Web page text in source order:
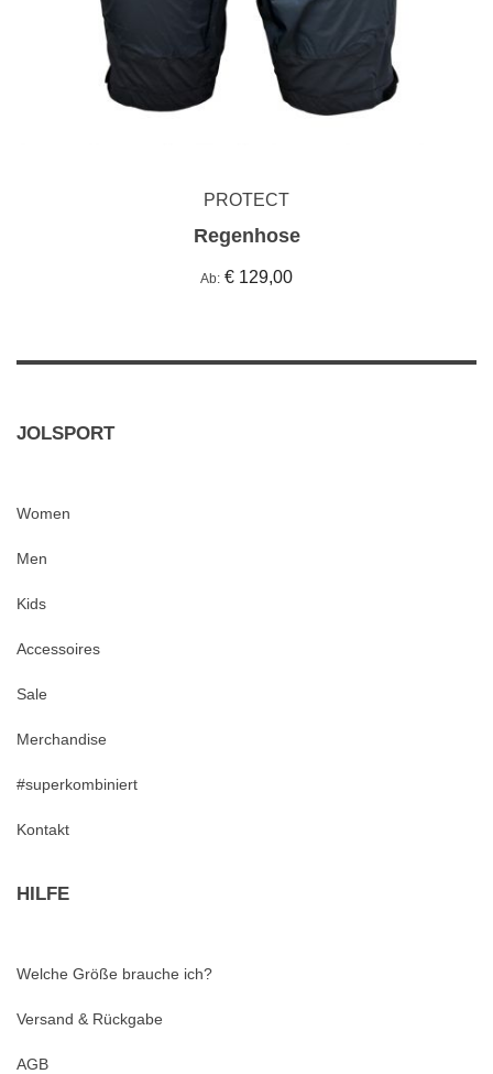
PROTECT
Regenhose
Ab € 129,00
JOLSPORT
Women
Men
Kids
Accessoires
Sale
Merchandise
#superkombiniert
Kontakt
HILFE
Welche Größe brauche ich?
Versand & Rückgabe
AGB